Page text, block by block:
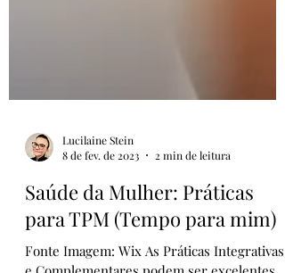
8 de fev. de 2023
2 min de leitura
Saúde da Mulher: Práticas
para TPM (Tempo para mim)